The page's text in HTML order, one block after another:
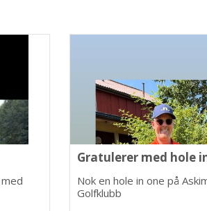
Gratulerer med hole
Nok en hole in one på
Golfklubb